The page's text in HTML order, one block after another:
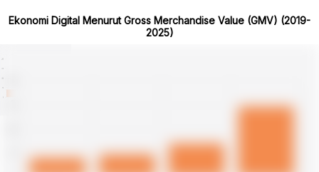
Ekonomi Digital Menurut Gross Merchandise Value (GMV) (2019-
2025)